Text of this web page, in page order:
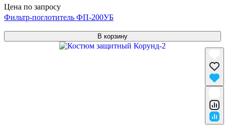
Цена по запросу
Фильтр-поглотитель ФП-200УБ
В корзину